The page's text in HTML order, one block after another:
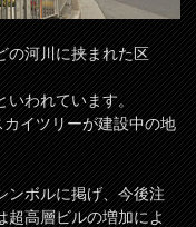
の河川に挟まれた区
いわれています。
イツリーが建設中の地
ンボルに掲げ、今後注
超高層ビルの増加によ